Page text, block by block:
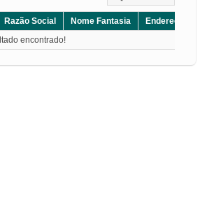
Razão Social Nome Fantasia Endereço
encontrado!